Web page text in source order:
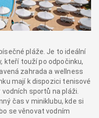
pláže. Je to ideální
kteří touží po odpočinku,
zahrada a wellness
mají k dispozici tenisové
sportů na pláži.
čas v miniklubu, kde si
se věnovat vodním